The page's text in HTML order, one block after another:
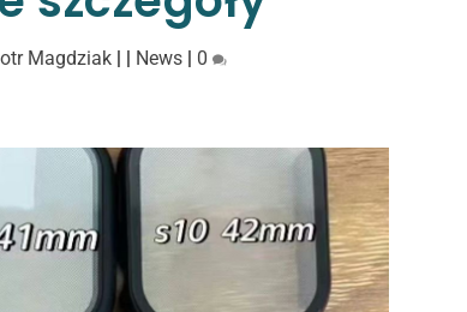
Magdziak| | News| 0